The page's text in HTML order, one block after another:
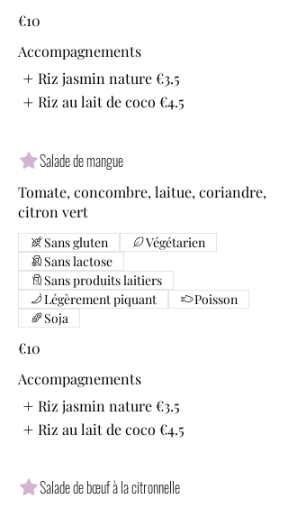
€10
Accompagnements
Riz jasmin nature €3.5
Riz au lait de coco €4.5
Salade de mangue
Tomate, concombre, laitue, coriandre,
citron vert
€10
Sans gluten
Végétarien
Sans lactose
Sans produits laitiers
Légèrement piquant
Poisson
Soja
Accompagnements
Riz jasmin nature €3.5
Riz au lait de coco €4.5
Salade de bœuf à la citronnelle